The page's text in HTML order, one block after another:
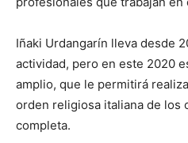
Iñaki Urdangarín lleva desde
actividad, pero en este 2020
amplio, que le permitirá
orden religiosa italiana de los
completa.